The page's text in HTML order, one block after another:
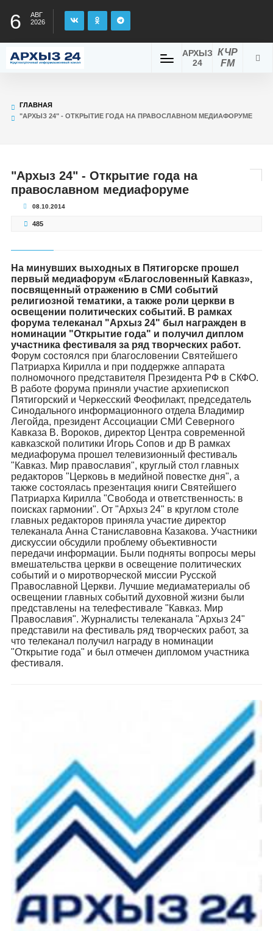
6
АВГ
2026
КЧР
FM
АРХЫЗ
24
ГЛАВНАЯ
"АРХЫЗ 24" - ОТКРЫТИЕ ГОДА НА ПРАВОСЛАВНОМ МЕДИАФОРУМЕ
"Архыз 24" - Открытие года на
православном медиафоруме
08.10.2014
485
На минувших выходных в Пятигорске прошел
первый медиафорум «Благословенный Кавказ»,
посвященный отражению в СМИ событий
религиозной тематики, а также роли церкви в
освещении политических событий. В рамках
форума телеканал "Архыз 24" был награжден в
номинации "Открытие года" и получил диплом
участника фестиваля за ряд творческих работ.
Форум состоялся при благословении Святейшего
Патриарха Кирилла и при поддержке аппарата
полномочного представителя Президента РФ в СКФО.
В работе форума приняли участие архиепископ
Пятигорский и Черкесский Феофилакт, председатель
Синодального информационного отдела Владимир
Легойда, президент Ассоциации СМИ Северного
Кавказа В. Вороков, директор Центра современной
кавказской политики Игорь Сопов и др В рамках
медиафорума прошел телевизионный фестиваль
"Кавказ. Мир православия", круглый стол главных
редакторов "Церковь в медийной повестке дня", а
также состоялась презентация книги Святейшего
Патриарха Кирилла "Свобода и ответственность: в
поисках гармонии". От "Архыз 24" в круглом столе
главных редакторов приняла участие директор
телеканала Анна Станиславовна Казакова. Участники
дискуссии обсудили проблему объективности
передачи информации. Были подняты вопросы меры
вмешательства церкви в освещение политических
событий и о миротворческой миссии Русской
Православной Церкви. Лучшие медиаматериалы об
освещении главных событий духовной жизни были
представлены на телефестивале "Кавказ. Мир
Православия". Журналисты телеканала "Архыз 24"
представили на фестиваль ряд творческих работ, за
что телеканал получил награду в номинации
"Открытие года" и был отмечен дипломом участника
фестиваля.